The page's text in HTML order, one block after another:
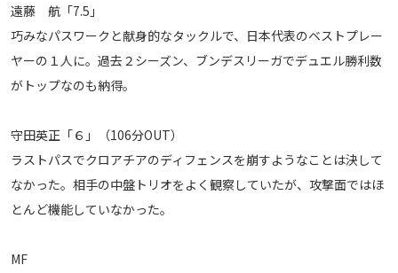
遠藤 航「7.5」
巧みなパスワークと献身的なタックルで、日本代表のベストプレー
ヤーの１人に。過去２シーズン、ブンデスリーガでデュエル勝利数
がトップなのも納得。
守田英正「６」（106分OUT）
ラストパスでクロアチアのディフェンスを崩すようなことは決して
なかった。相手の中盤トリオをよく観察していたが、攻撃面ではほ
とんど機能していなかった。
MF